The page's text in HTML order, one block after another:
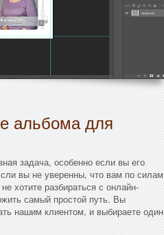
альбома для
задача, особенно если вы его
вы не уверенны, что вам по силам
хотите разбираться с онлайн-
самый простой путь. Вы
нашим клиентом, и выбираете один